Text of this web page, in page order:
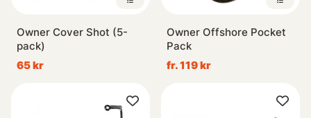
Owner Cover Shot (5-
pack)
65 kr
Owner Offshore Pocket
Pack
fr. 119 kr